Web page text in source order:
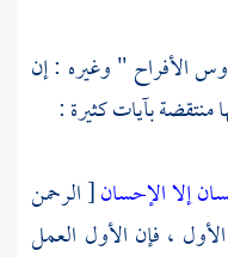
الأفراح " وغيره : إن
منتقضة بآيات كثيرة :
إلا الإحسان[ الرحمن
الأول ، فإن الأول العمل